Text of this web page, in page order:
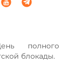
полного
блокады.